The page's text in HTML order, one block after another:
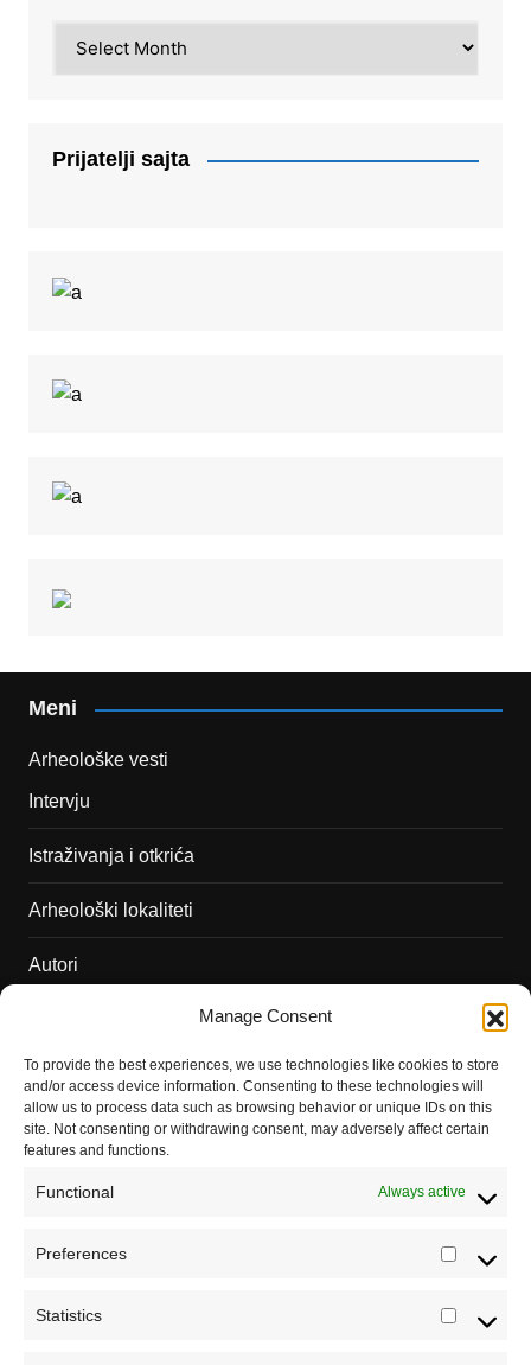
Manage Consent
To provide the best experiences, we use technologies like cookies to store
and/or access device information. Consenting to these technologies will
allow us to process data such as browsing behavior or unique IDs on this
site. Not consenting or withdrawing consent, may adversely affect certain
features and functions.
Functional Always active
Preferences
Statistics
Prijatelji sajta
Meni
Arheološke vesti
Intervju
Istraživanja i otkrića
Arheološki lokaliteti
Autori
Dešavanja
Kontakt
Misija sajta Sve o arheologiji